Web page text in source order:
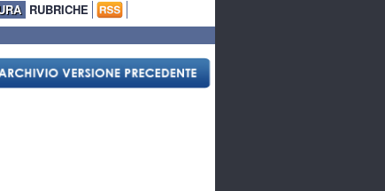
RUBRICHE